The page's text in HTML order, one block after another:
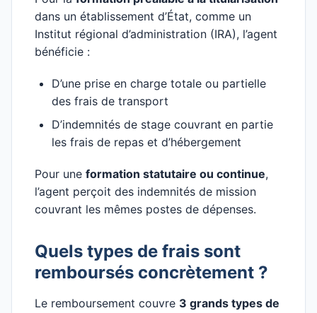
dans un établissement d’État, comme un
Institut régional d’administration (IRA), l’agent
bénéficie :
D’une prise en charge totale ou partielle
des frais de transport
D’indemnités de stage couvrant en partie
les frais de repas et d’hébergement
Pour une formation statutaire ou continue,
l’agent perçoit des indemnités de mission
couvrant les mêmes postes de dépenses.
Quels types de frais sont
remboursés concrètement ?
Le remboursement couvre 3 grands types de